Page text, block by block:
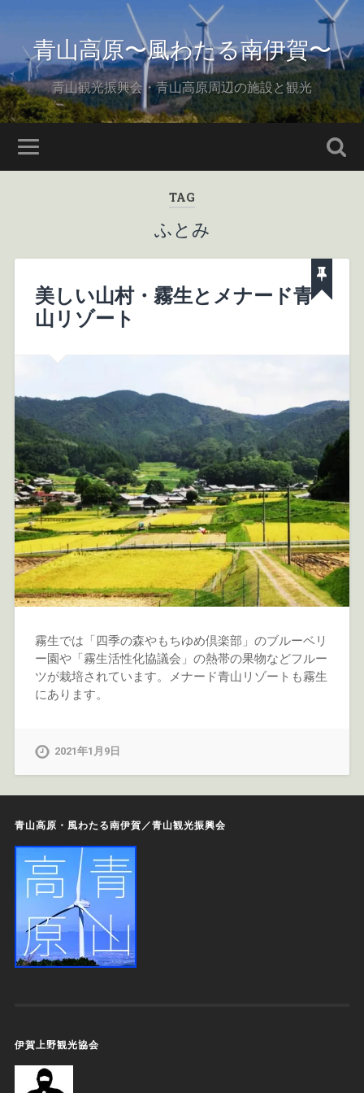
青山高原〜風わたる南伊賀〜
青山観光振興会・青山高原周辺の施設と観光
TAG
ふとみ
美しい山村・霧生とメナード青
山リゾート
霧生では「四季の森やもちゆめ倶楽部」のブルーベリ
ー園や「霧生活性化協議会」の熱帯の果物などフルー
ツが栽培されています。メナード青山リゾートも霧生
にあります。
2021年1月9日
青山高原・風わたる南伊賀／青山観光振興会
伊賀上野観光協会